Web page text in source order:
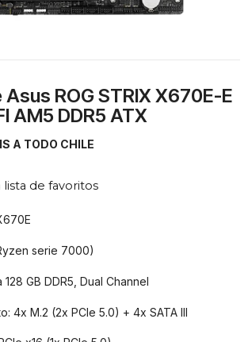
ROG STRIX X670E-E
AM5 DDR5 ATX
A TODO CHILE
lista de favoritos
serie 7000)
GB DDR5, Dual Channel
4x M.2 (2x PCIe 5.0) + 4x SATA III